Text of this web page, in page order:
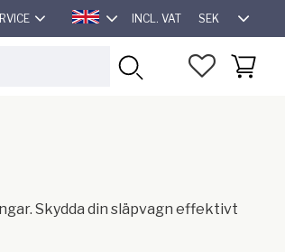
ENGLISH
INCL. VAT SEK
FAVORITES
BASKET
Skydda din släpvagn effektivt